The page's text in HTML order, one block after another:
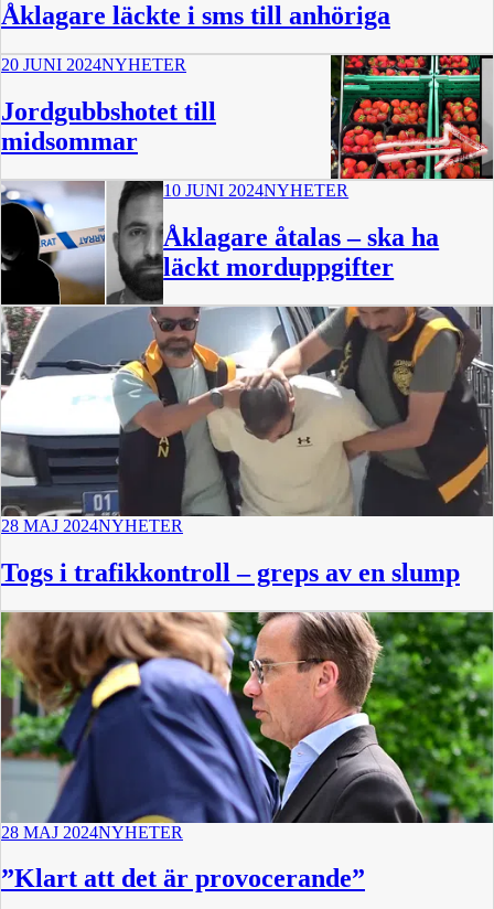
Åklagare läckte i sms till anhöriga
20 JUNI 2024NYHETER
Jordgubbshotet till
midsommar
10 min
10 JUNI 2024NYHETER
Åklagare åtalas – ska ha
läckt morduppgifter
28 MAJ 2024NYHETER
Togs i trafikkontroll – greps av en slump
28 MAJ 2024NYHETER
”Klart att det är provocerande”